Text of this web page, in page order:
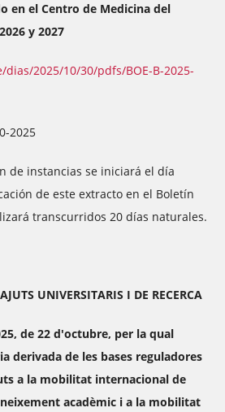
en el Centro de Medicina del
y 2027
2025/10/30/pdfs/BOE-B-2025-
2025
de instancias se iniciará el día
de este extracto en el Boletín
transcurridos 20 días naturales.
UNIVERSITARIS I DE RECERCA
de 22 d'octubre, per la qual
derivada de les bases reguladores
a la mobilitat internacional de
acadèmic i a la mobilitat